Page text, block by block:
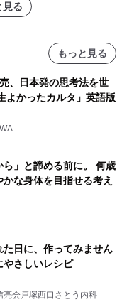
見る
もっと見る
、日本発の思考法を世
かったカルタ」英語版
ら」と諦める前に。 何歳
な身体を目指せる考え
た日に、作ってみません
やさしいレシピ
亮会戸塚西口さとう内科